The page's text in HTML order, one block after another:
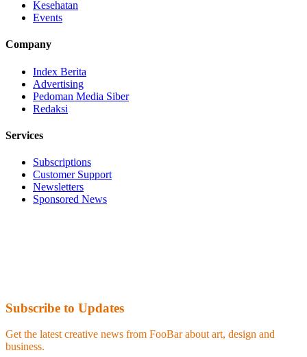
Kesehatan
Events
Company
Index Berita
Advertising
Pedoman Media Siber
Redaksi
Services
Subscriptions
Customer Support
Newsletters
Sponsored News
Subscribe to Updates
Get the latest creative news from FooBar about art, design and
business.